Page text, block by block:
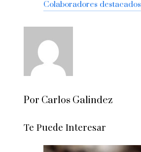
Colaboradores destacados
Por Carlos Galindez
Te Puede Interesar